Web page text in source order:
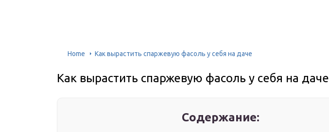
Home Как вырастить спаржевую фасоль у себя на даче
Как вырастить спаржевую фасоль у себя на даче
Содержание: